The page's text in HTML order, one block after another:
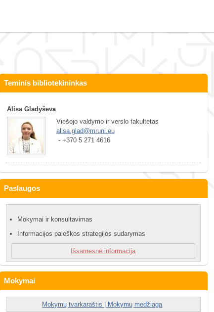
Teminis bibliotekininkas
Alisa Gladyševa
Viešojo valdymo ir verslo fakultetas
alisa.glad@mruni.eu
- +370 5 271 4616
Paslaugos
Mokymai ir konsultavimas
Informacijos paieškos strategijos sudarymas
Išsamesnė informacija
Mokymai
Mokymų tvarkaraštis | Mokymų medžiaga